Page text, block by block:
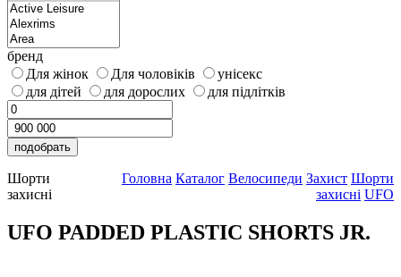
бренд
Для жінок
Для чоловіків
унісекс
для дітей
для дорослих для підлітків
Шорти
захисні
Головна Каталог Велосипеди Захист Шорти
захисні UFO
UFO PADDED PLASTIC SHORTS JR.